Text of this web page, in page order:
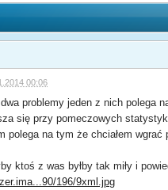
00:06
problemy jeden z nich polega
się przy pomeczowych
polega na tym że chciałem
ktoś z was byłby tak miły i
196/9xml.jpg